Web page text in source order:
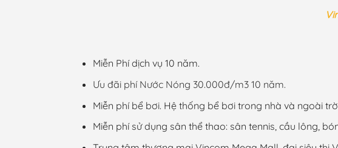
Miễn Phí dịch vụ 10 năm.
Ưu đãi phí Nước Nóng 30.000đ/m3 10 năm.
Miễn phí bể bơi. Hệ thống bể bơi trong nhà và ngoài
Miễn phí sử dụng sân thể thao: sân tennis, cầu lông,